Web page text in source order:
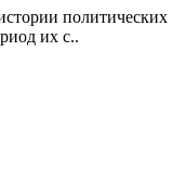
политических
их с..